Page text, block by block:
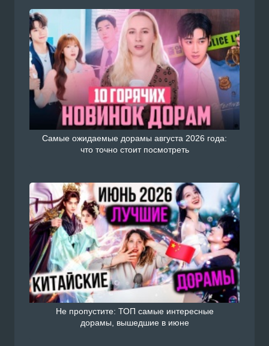
Самые ожидаемые дорамы августа 2026 года:
что точно стоит посмотреть
Не пропустите: ТОП самые интересные
дорамы, вышедшие в июне